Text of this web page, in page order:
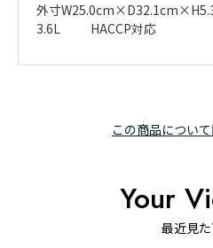
外寸
3.6L HACCP対応
この商品につい
Your
最近見